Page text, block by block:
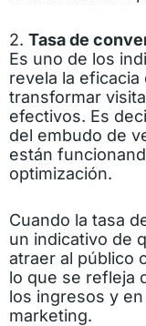
2. Tasa de
Es uno de los
revela la eficacia
transformar
efectivos. Es
del embudo de
están
optimización.
Cuando la tasa
un indicativo de
atraer al público
lo que se refleja
los ingresos y
marketing.